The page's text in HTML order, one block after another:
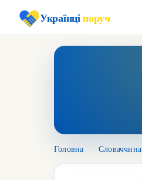
Українціпоруч
Головна Словаччина